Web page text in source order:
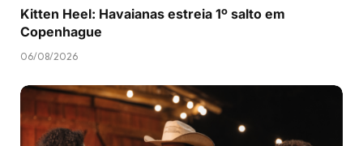
Kitten Heel: Havaianas estreia 1º salto em
Copenhague
06/08/2026